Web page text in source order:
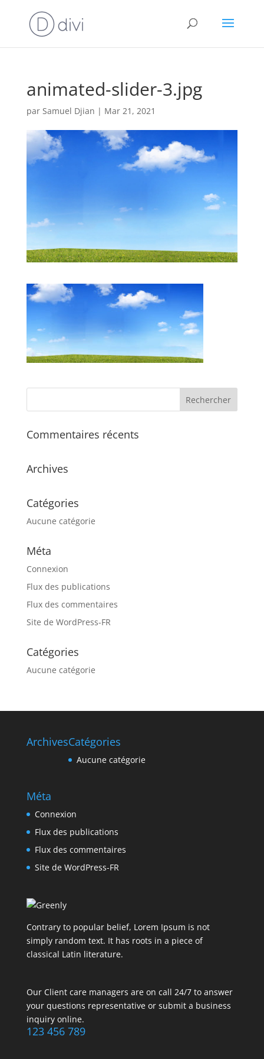
animated-slider-3.jpg
par Samuel Djian | Mar 21, 2021
Commentaires récents
Archives
Catégories
Aucune catégorie
Méta
Connexion
Flux des publications
Flux des commentaires
Site de WordPress-FR
Catégories
Aucune catégorie
ArchivesCatégories
Aucune catégorie
Méta
Connexion
Flux des publications
Flux des commentaires
Site de WordPress-FR
Contrary to popular belief, Lorem Ipsum is not
simply random text. It has roots in a piece of
classical Latin literature.
Our Client care managers are on call 24/7 to answer
your questions representative or submit a business
inquiry online.
123 456 789